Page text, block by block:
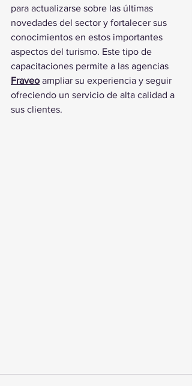
para actualizarse sobre las últimas
novedades del sector y fortalecer sus
conocimientos en estos importantes
aspectos del turismo. Este tipo de
capacitaciones permite a las agencias
Fraveo ampliar su experiencia y seguir
ofreciendo un servicio de alta calidad a
sus clientes.